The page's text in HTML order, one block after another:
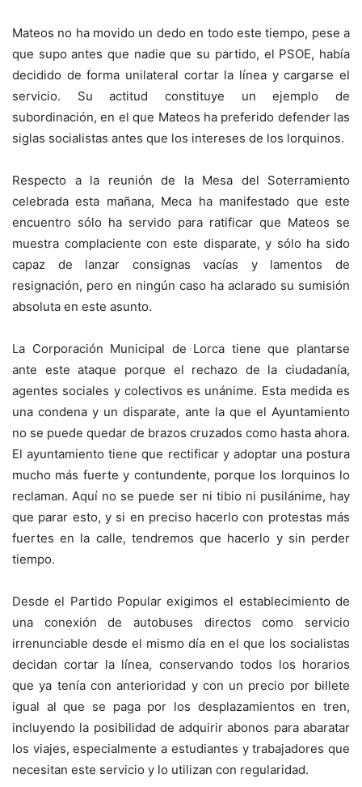
Mateos no ha movido un dedo en todo este tiempo, pese a
que supo antes que nadie que su partido, el PSOE, había
decidido de forma unilateral cortar la línea y cargarse el
servicio. Su actitud constituye un ejemplo de
subordinación, en el que Mateos ha preferido defender las
siglas socialistas antes que los intereses de los lorquinos.
Respecto a la reunión de la Mesa del Soterramiento
celebrada esta mañana, Meca ha manifestado que este
encuentro sólo ha servido para ratificar que Mateos se
muestra complaciente con este disparate, y sólo ha sido
capaz de lanzar consignas vacías y lamentos de
resignación, pero en ningún caso ha aclarado su sumisión
absoluta en este asunto.
La Corporación Municipal de Lorca tiene que plantarse
ante este ataque porque el rechazo de la ciudadanía,
agentes sociales y colectivos es unánime. Esta medida es
una condena y un disparate, ante la que el Ayuntamiento
no se puede quedar de brazos cruzados como hasta ahora.
El ayuntamiento tiene que rectificar y adoptar una postura
mucho más fuerte y contundente, porque los lorquinos lo
reclaman. Aquí no se puede ser ni tibio ni pusilánime, hay
que parar esto, y si en preciso hacerlo con protestas más
fuertes en la calle, tendremos que hacerlo y sin perder
tiempo.
Desde el Partido Popular exigimos el establecimiento de
una conexión de autobuses directos como servicio
irrenunciable desde el mismo día en el que los socialistas
decidan cortar la línea, conservando todos los horarios
que ya tenía con anterioridad y con un precio por billete
igual al que se paga por los desplazamientos en tren,
incluyendo la posibilidad de adquirir abonos para abaratar
los viajes, especialmente a estudiantes y trabajadores que
necesitan este servicio y lo utilizan con regularidad.